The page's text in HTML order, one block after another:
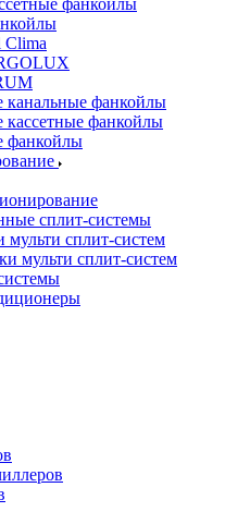
канальные фанкойлы
кассетные фанкойлы
фанкойлы
сплит-системы
сплит-систем
мульти сплит-систем